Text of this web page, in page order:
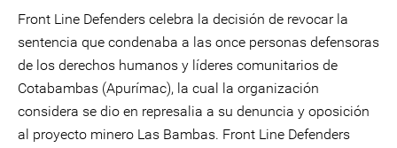
Front Line Defenders celebra la decisión de revocar la
sentencia que condenaba a las once personas defensoras
de los derechos humanos y líderes comunitarios de
Cotabambas (Apurímac), la cual la organización
considera se dio en represalia a su denuncia y oposición
al proyecto minero Las Bambas. Front Line Defenders